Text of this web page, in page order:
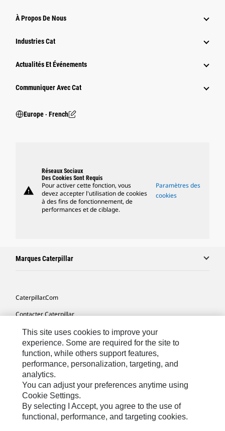
À Propos De Nous
Industries Cat
Actualités Et Événements
Communiquer Avec Cat
Europe ‧ French
warning
Réseaux Sociaux
Des Cookies Sont Requis
Pour activer cette fonction, vous
devez accepter l'utilisation de cookies
à des fins de fonctionnement, de
performances et de ciblage.
Paramètres des
cookies
Marques Caterpillar
Caterpillar.com
Contacter Caterpillar
Mes Préférences Marketing
Plan Du Site
Cookie Settings
Légales
Confidentialité
This site uses cookies to improve your
experience. Some are required for the site to
function, while others support features,
performance, personalization, targeting, and
analytics.
You can adjust your preferences anytime using
Cookie Settings.
By selecting I Accept, you agree to the use of
functional, performance, and targeting cookies.